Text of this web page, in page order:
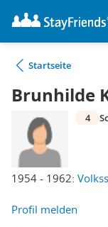
Startseite
Brunhilde
1954 - 1962:
4
Profil melden